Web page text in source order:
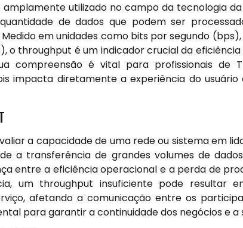
utilizado no campo da tecnologia
de dados que podem ser
em unidades como bits por segundo
o throughput é um indicador crucial da
compreensão é vital para profissionais de
impacta diretamente a experiência do
a capacidade de uma rede ou sistema em
a transferência de grandes volumes de
entre a eficiência operacional e a perda de
um throughput insuficiente pode resultar
afetando a comunicação entre os
para garantir a continuidade dos negócios e a